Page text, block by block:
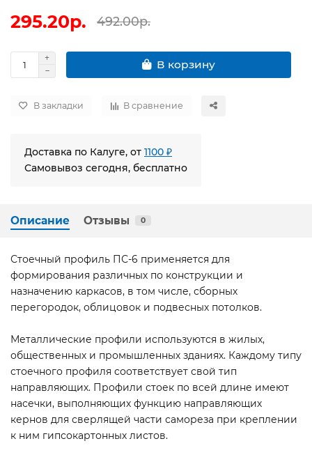
295.20р. 492.00р.
В корзину
В закладки В сравнение
Доставка по Калуге, от 1100 ₽
Самовывоз сегодня, бесплатно
Описание Отзывы 0
Стоечный профиль ПС-6 применяется для
формирования различных по конструкции и
назначению каркасов, в том числе, сборных
перегородок, облицовок и подвесных потолков.
Металлические профили используются в жилых,
общественных и промышленных зданиях. Каждому типу
стоечного профиля соответствует свой тип
направляющих. Профили стоек по всей длине имеют
насечки, выполняющих функцию направляющих
кернов для сверлящей части самореза при креплении
к ним гипсокартонных листов.